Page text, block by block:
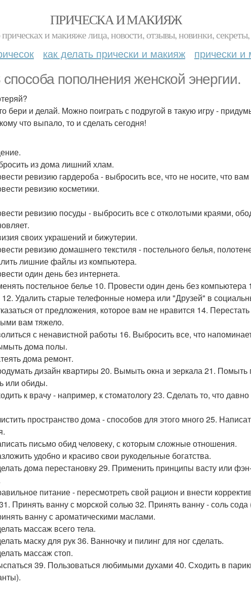
ПРИЧЕСКА И МАКИЯЖ
и макияже лица, новости, отзывы, новинки,
как делать прически и макияж прически
способа пополнения женской энергии.
бери и делай. Можно поиграть с подругой в такую игру -
что выпало, то и сделать сегодня!
из дома лишний хлам.
ревизию гардероба - выбросить все, что не носите, что
ревизию косметики.
ревизию посуды - выбросить все с отколотыми краями,
своих украшений и бижутерии.
ревизию домашнего текстиля - постельного белья,
лишние файлы из компьютера.
один день без интернета.
постельное белье 10. Провести один день без
12. Удалить старые телефонные номера или "Друзей" в
от предложения, которое вам не нравится 14.
вам тяжело.
с ненавистной работы 16. Выбросить все, что
дома полы.
дома ремонт.
дизайн квартиры 20. Вымыть окна и зеркала 21. Помыть
или обиды.
к врачу - например, к стоматологу 23. Сделать то, что
пространство дома - способов для этого много 25.
письмо обид человеку, с которым сложные отношения.
удобно и красиво свои рукодельные богатства.
дома перестановку 29. Применить принципы васту или
питание - пересмотреть свой рацион и внести
Принять ванну с морской солью 32. Принять ванну - соль сода
ванну с ароматическими маслами.
массаж всего тела.
маску для рук 36. Ванночку и пилинг для ног сделать.
массаж стоп.
39. Пользоваться любимыми духами 40. Сходить в